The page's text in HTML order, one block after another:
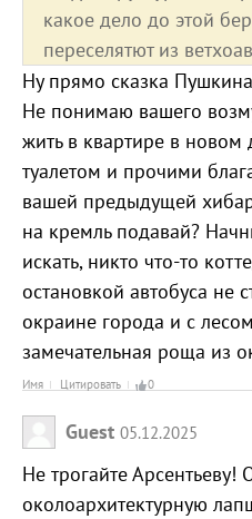
какое дело до этой
переселятют из
Ну прямо сказка
Не понимаю вашего
жить в квартире в
туалетом и прочими
вашей предыдущей
на кремль подавай?
искать, никто что-то
остановкой автобуса не
окраине города и с
замечательная роща из
Имя Цитировать 0
Guest 05.12.2025
Не трогайте Арсентьеву!
околоархитектурную